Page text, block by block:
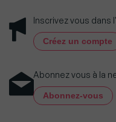
Inscrivez vous dans
Créez un compte
Abonnez vous à la
Abonnez-vous